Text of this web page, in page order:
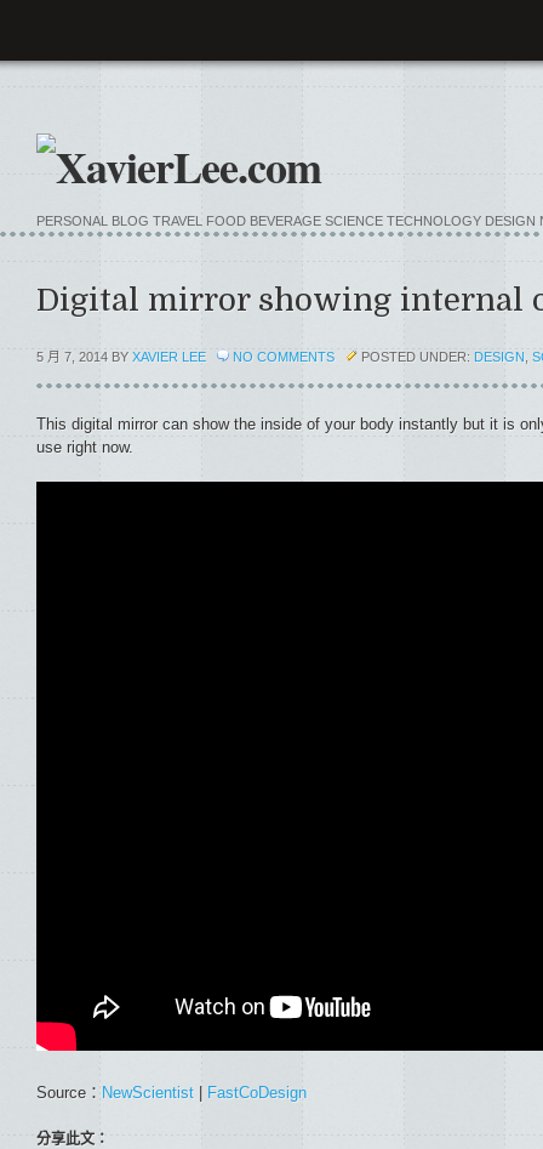
PERSONAL BLOG TRAVEL FOOD BEVERAGE SCIENCE TECHNOLOGY
Digital mirror showing internal
5 月 7, 2014 BY XAVIER LEE NO COMMENTS POSTED UNDER: DESIGN
This digital mirror can show the inside of your body instantly but it is
use right now.
Source： NewScientist | FastCoDesign
分享此文：